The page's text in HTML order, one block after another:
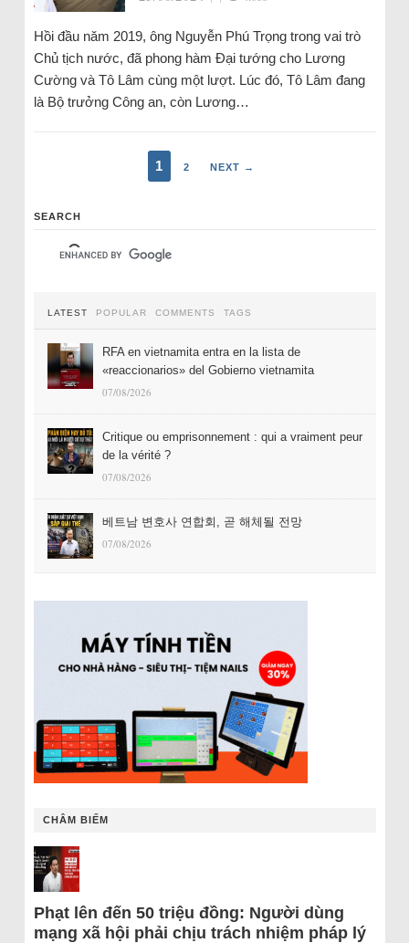
Hồi đầu năm 2019, ông Nguyễn Phú Trọng trong vai trò
Chủ tịch nước, đã phong hàm Đại tướng cho Lương
Cường và Tô Lâm cùng một lượt. Lúc đó, Tô Lâm đang
là Bộ trưởng Công an, còn Lương…
1 2 NEXT →
SEARCH
LATEST POPULAR COMMENTS TAGS
RFA en vietnamita entra en la lista de
«reaccionarios» del Gobierno vietnamita
07/08/2026
Critique ou emprisonnement : qui a vraiment peur
de la vérité ?
07/08/2026
베트남 변호사 연합회, 곧 해체될 전망
07/08/2026
CHÂM BIẾM
Phạt lên đến 50 triệu đồng: Người dùng
mạng xã hội phải chịu trách nhiệm pháp lý